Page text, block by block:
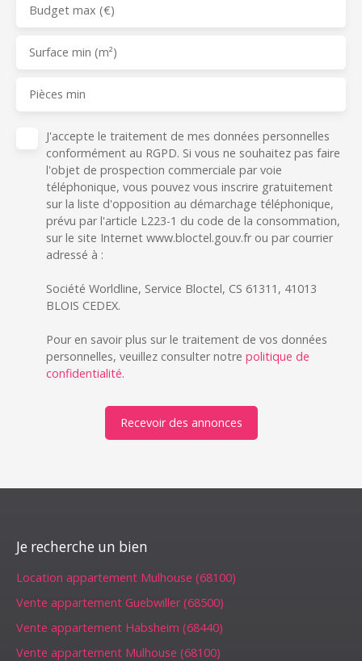
Budget max (€)
Surface min (m²)
Pièces min
J'accepte le traitement de mes données personnelles
conformément au RGPD. Si vous ne souhaitez pas faire
l'objet de prospection commerciale par voie
téléphonique, vous pouvez vous inscrire gratuitement
sur la liste d'opposition au démarchage téléphonique,
prévu par l'article L223-1 du code de la consommation,
sur le site Internet www.bloctel.gouv.fr ou par courrier
adressé à :
Société Worldline, Service Bloctel, CS 61311, 41013
BLOIS CEDEX.
Pour en savoir plus sur le traitement de vos données
personnelles, veuillez consulter notre politique de
confidentialité.
Recevoir des annonces
Je recherche un bien
Location appartement Mulhouse (68100)
Vente appartement Guebwiller (68500)
Vente appartement Habsheim (68440)
Vente appartement Mulhouse (68100)